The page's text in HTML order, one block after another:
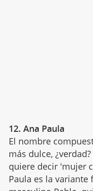
12. Ana Paula
El nombre
más dulce,
quiere decir 'mujer
Paula es la